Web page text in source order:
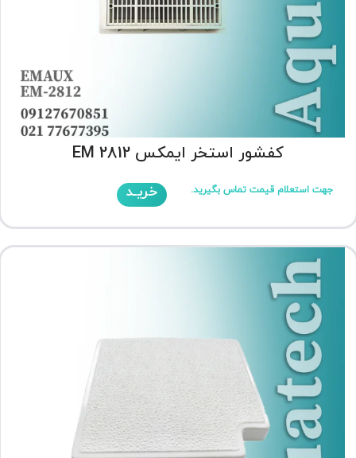
کفشور استخر ایمکس EM 2812
جهت استعلام قیمت تماس بگیرید. خریـد